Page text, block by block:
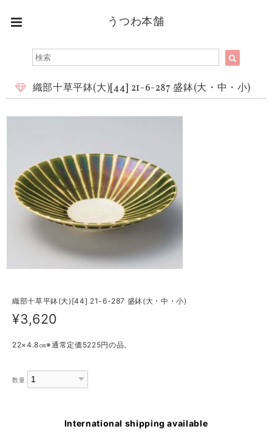
うつわ本舗
織部十草平鉢(大)[44] 21-6-287 盛鉢(大・中・小)
織部十草平鉢(大)[44] 21-6-287 盛鉢(大・中・小)
¥3,620
22×4.8㎝※通常定価5225円の品。
数量
International shipping available